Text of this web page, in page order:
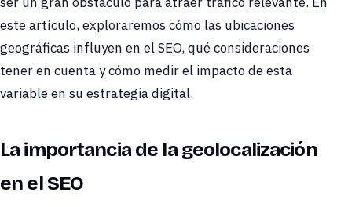
este artículo, exploraremos cómo las ubicaciones
geográficas influyen en el SEO, qué consideraciones
tener en cuenta y cómo medir el impacto de esta
variable en su estrategia digital.
La importancia de la geolocalización
en el SEO